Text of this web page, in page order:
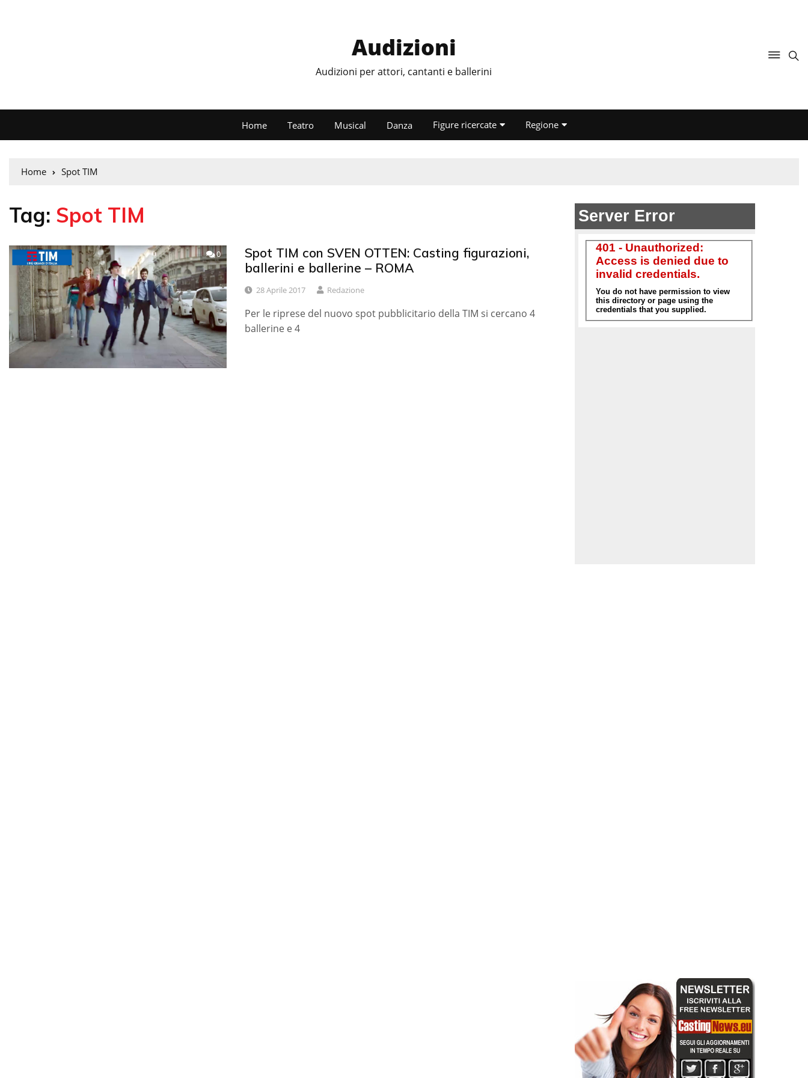
Audizioni
Audizioni per attori, cantanti e ballerini
Home Teatro Musical Danza Figure ricercate Regione
Home Spot TIM
Tag: Spot TIM
0
Spot TIM con SVEN OTTEN: Casting figurazioni,
ballerini e ballerine – ROMA
28 Aprile 2017 Redazione
Per le riprese del nuovo spot pubblicitario della TIM si cercano 4
ballerine e 4